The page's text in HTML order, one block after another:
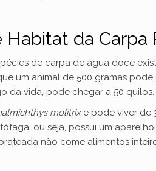
Habitat da Carpa
de carpa de água doce
um animal de 500 gramas
da vida, pode chegar a 50
molitrix e pode viver de
ou seja, possui um
não come alimentos